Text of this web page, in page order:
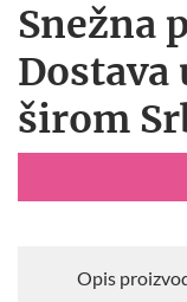
Snežna
Dostava
širom
Opis